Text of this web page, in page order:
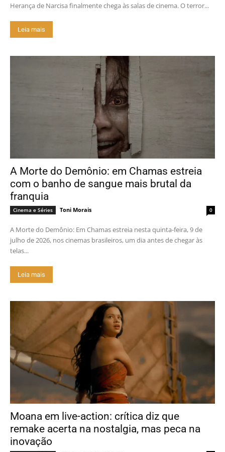
Herança de Narcisa finalmente chega às salas de cinema. O terror...
Leia mais
A Morte do Demônio: em Chamas estreia
com o banho de sangue mais brutal da
franquia
Cinema e Séries Toni Morais 0
A Morte do Demônio: Em Chamas estreia nesta quinta-feira, 9 de
julho de 2026, nos cinemas brasileiros, um dia antes de chegar às
telas...
Leia mais
Moana em live-action: crítica diz que
remake acerta na nostalgia, mas peca na
inovação